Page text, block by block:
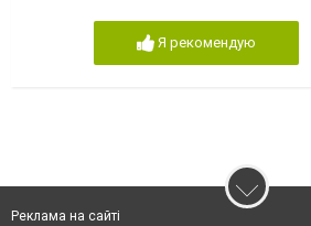
Я рекомендую
Реклама на сайті